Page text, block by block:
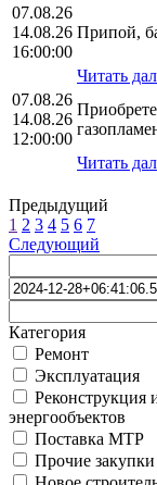
07.08.26
14.08.26
16:00:00
Припой,
Читать
07.08.26
14.08.26
12:00:00
Читать
Предыдущий
1 2 3 4 5 6 7
Следующий
Категория
Ремонт
Эксплуатация
Реконструкция
энергообъектов
Поставка МТР
Прочие закупки